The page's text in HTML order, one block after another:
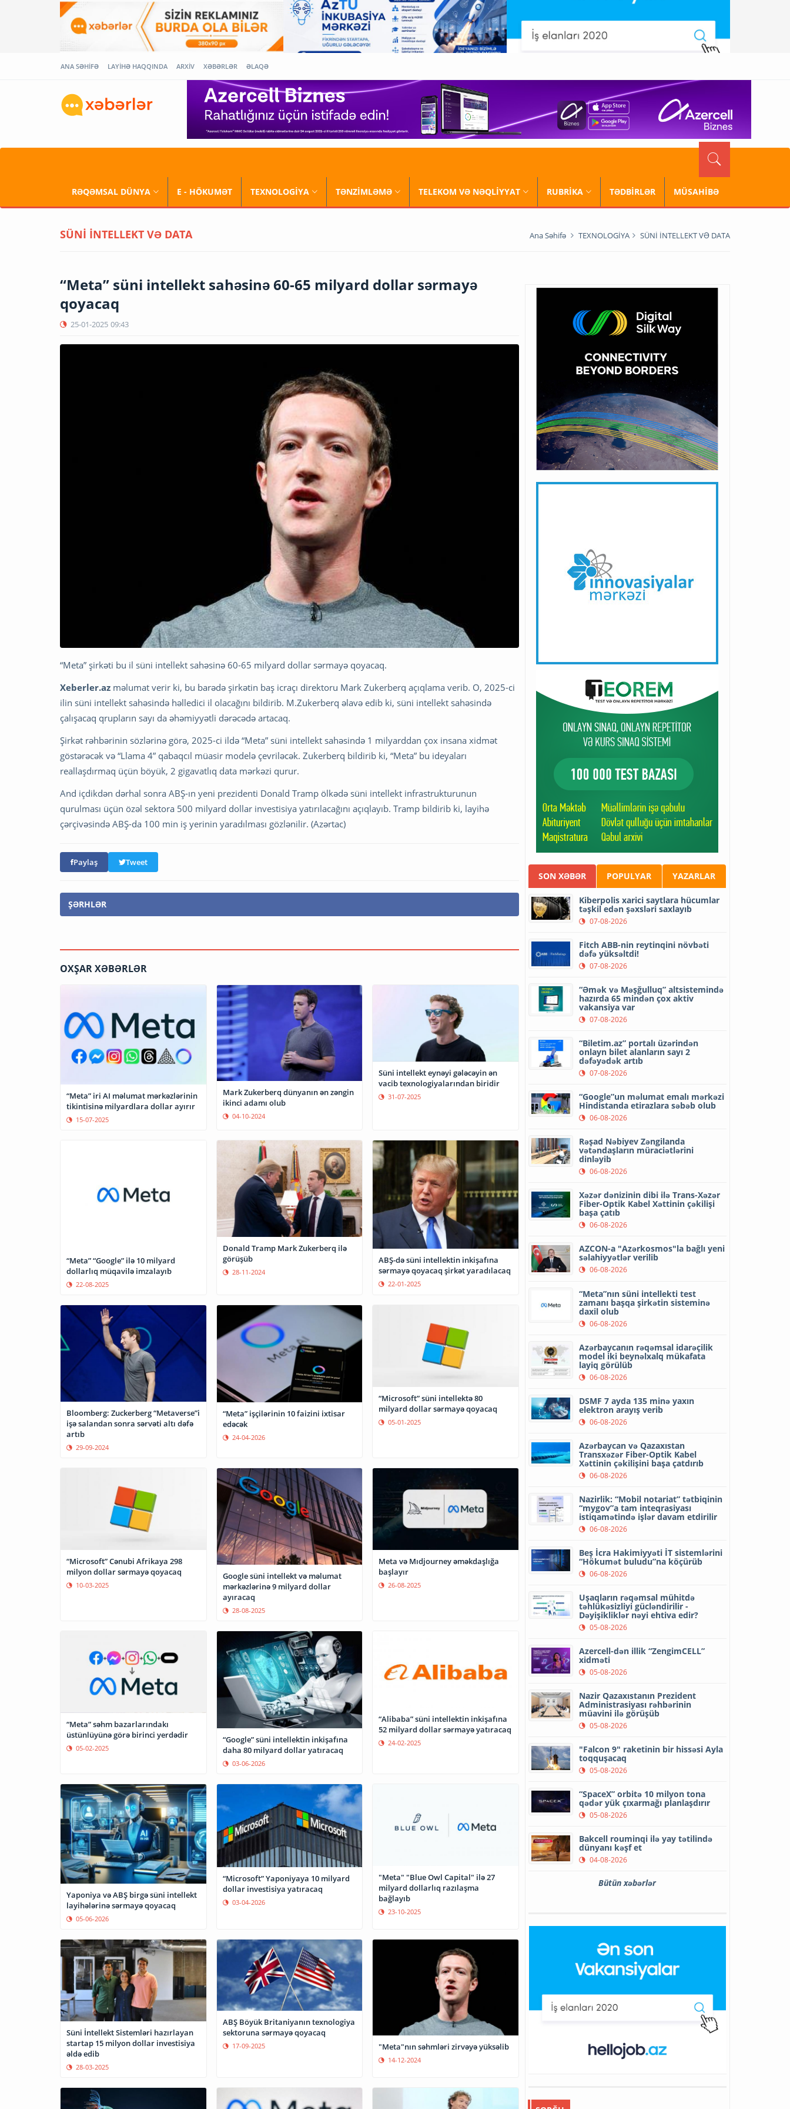
ANA SƏHİFƏ LAYİHƏ HAQQINDA ARXİV XƏBƏRLƏR ƏLAQƏ
RƏQƏMSAL DÜNYA E - HÖKUMƏT TEXNOLOGİYA TƏNZİMLƏMƏ TELEKOM VƏ NƏQLİYYAT RUBRİKA TƏDBİRLƏR MÜSAHİBƏ
SÜNİ İNTELLEKT VƏ DATA Ana Səhifə TEXNOLOGİYA SÜNİ İNTELLEKT VƏ DATA
“Meta” süni intellekt sahəsinə 60-65 milyard dollar sərmayə
qoyacaq
25-01-2025 09:43
“Meta” şirkəti bu il süni intellekt sahəsinə 60-65 milyard dollar sərmayə qoyacaq.
Xeberler.az məlumat verir ki, bu barədə şirkətin baş icraçı direktoru Mark Zukerberq açıqlama verib. O, 2025-ci
ilin süni intellekt sahəsində həlledici il olacağını bildirib. M.Zukerberq əlavə edib ki, süni intellekt sahəsində
çalışacaq qrupların sayı da əhəmiyyətli dərəcədə artacaq.
Şirkət rəhbərinin sözlərinə görə, 2025-ci ildə “Meta” süni intellekt sahəsində 1 milyarddan çox insana xidmət
göstərəcək və “Llama 4” qabaqcıl müasir modelə çevriləcək. Zukerberq bildirib ki, “Meta” bu ideyaları
reallaşdırmaq üçün böyük, 2 gigavatlıq data mərkəzi qurur.
And içdikdən dərhal sonra ABŞ-ın yeni prezidenti Donald Tramp ölkədə süni intellekt infrastrukturunun
qurulması üçün özəl sektora 500 milyard dollar investisiya yatırılacağını açıqlayıb. Tramp bildirib ki, layihə
çərçivəsində ABŞ-da 100 min iş yerinin yaradılması gözlənilir. (Azərtac)
Paylaş Tweet
ŞƏRHLƏR
OXŞAR XƏBƏRLƏR
“Meta” iri AI məlumat mərkəzlərinin
tikintisinə milyardlara dollar ayırır
15-07-2025
Mark Zukerberq dünyanın ən zəngin
ikinci adamı olub
04-10-2024
Süni intellekt eynəyi gələcəyin ən
vacib texnologiyalarından biridir
31-07-2025
“Meta” “Google” ilə 10 milyard
dollarlıq müqavilə imzalayıb
22-08-2025
Donald Tramp Mark Zukerberq ilə
görüşüb
28-11-2024
ABŞ-də süni intellektin inkişafına
sərmayə qoyacaq şirkət yaradılacaq
22-01-2025
Bloomberg: Zuckerberg “Metaverse”i
işə salandan sonra sərvəti altı dəfə
artıb
29-09-2024
“Meta” işçilərinin 10 faizini ixtisar
edəcək
24-04-2026
“Microsoft” süni intellektə 80
milyard dollar sərmayə qoyacaq
05-01-2025
“Microsoft” Cənubi Afrikaya 298
milyon dollar sərmayə qoyacaq
10-03-2025
Google süni intellekt və məlumat
mərkəzlərinə 9 milyard dollar
ayıracaq
28-08-2025
Meta və Mıdjourney əməkdaşlığa
başlayır
26-08-2025
“Meta” səhm bazarlarındakı
üstünlüyünə görə birinci yerdədir
05-02-2025
“Google” süni intellektin inkişafına
daha 80 milyard dollar yatıracaq
03-06-2026
“Alibaba” süni intellektin inkişafına
52 milyard dollar sərmayə yatıracaq
24-02-2025
Yaponiya və ABŞ birgə süni intellekt
layihələrinə sərmayə qoyacaq
05-06-2026
“Microsoft” Yaponiyaya 10 milyard
dollar investisiya yatıracaq
03-04-2026
"Meta" "Blue Owl Capital" ilə 27
milyard dollarlıq razılaşma
bağlayıb
23-10-2025
Süni İntellekt Sistemləri hazırlayan
startap 15 milyon dollar investisiya
əldə edib
28-03-2025
ABŞ Böyük Britaniyanın texnologiya
sektoruna sərmayə qoyacaq
17-09-2025 "Meta"nın səhmləri zirvəyə yüksəlib
14-12-2024
SON XƏBƏR POPULYAR YAZARLAR
Kiberpolis xarici saytlara hücumlar
təşkil edən şəxsləri saxlayıb
07-08-2026
Fitch ABB-nin reytinqini növbəti
dəfə yüksəltdi!
07-08-2026
“Əmək və Məşğulluq” altsistemində
hazırda 65 mindən çox aktiv
vakansiya var
07-08-2026
“Biletim.az” portalı üzərindən
onlayn bilet alanların sayı 2
dəfəyədək artıb
07-08-2026
“Google”un məlumat emalı mərkəzi
Hindistanda etirazlara səbəb olub
06-08-2026
Rəşad Nəbiyev Zəngilanda
vətəndaşların müraciətlərini
dinləyib
06-08-2026
Xəzər dənizinin dibi ilə Trans-Xəzər
Fiber-Optik Kabel Xəttinin çəkilişi
başa çatıb
06-08-2026
AZCON-a "Azərkosmos"la bağlı yeni
səlahiyyətlər verilib
06-08-2026
“Meta”nın süni intellekti test
zamanı başqa şirkətin sisteminə
daxil olub
06-08-2026
Azərbaycanın rəqəmsal idarəçilik
model iki beynəlxalq mükafata
layiq görülüb
06-08-2026
DSMF 7 ayda 135 minə yaxın
elektron arayış verib
06-08-2026
Azərbaycan və Qazaxıstan
Transxəzər Fiber-Optik Kabel
Xəttinin çəkilişini başa çatdırıb
06-08-2026
Nazirlik: “Mobil notariat” tətbiqinin
“mygov”a tam inteqrasiyası
istiqamətində işlər davam etdirilir
06-08-2026
Beş İcra Hakimiyyəti İT sistemlərini
“Hökumət buludu”na köçürüb
06-08-2026
Uşaqların rəqəmsal mühitdə
təhlükəsizliyi gücləndirilir -
Dəyişikliklər nəyi ehtiva edir?
05-08-2026
Azercell-dən illik “ZengimCELL”
xidməti
05-08-2026
Nazir Qazaxıstanın Prezident
Administrasiyası rəhbərinin
müavini ilə görüşüb
05-08-2026
"Falcon 9" raketinin bir hissəsi Ayla
toqquşacaq
05-08-2026
“SpaceX” orbitə 10 milyon tona
qədər yük çıxarmağı planlaşdırır
05-08-2026
Bakcell rouminqi ilə yay tətilində
dünyanı kəşf et
04-08-2026
Bütün xəbərlər